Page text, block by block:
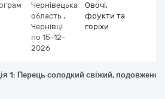
Чернівецька
область ,
Чернівці
по 15-12-
2026
Овочі,
фрукти та
горіхи
1: Перець солодкий свіжий,